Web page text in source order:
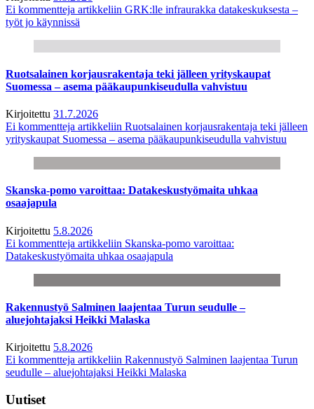
Ei kommentteja artikkeliin GRK:lle infraurakka datakeskuksesta –
työt jo käynnissä
Ruotsalainen korjausrakentaja teki jälleen yrityskaupat
Suomessa – asema pääkaupunkiseudulla vahvistuu
Kirjoitettu 31.7.2026
Ei kommentteja artikkeliin Ruotsalainen korjausrakentaja teki jälleen
yrityskaupat Suomessa – asema pääkaupunkiseudulla vahvistuu
Skanska-pomo varoittaa: Datakeskustyömaita uhkaa
osaajapula
Kirjoitettu 5.8.2026
Ei kommentteja artikkeliin Skanska-pomo varoittaa:
Datakeskustyömaita uhkaa osaajapula
Rakennustyö Salminen laajentaa Turun seudulle –
aluejohtajaksi Heikki Malaska
Kirjoitettu 5.8.2026
Ei kommentteja artikkeliin Rakennustyö Salminen laajentaa Turun
seudulle – aluejohtajaksi Heikki Malaska
Uutiset